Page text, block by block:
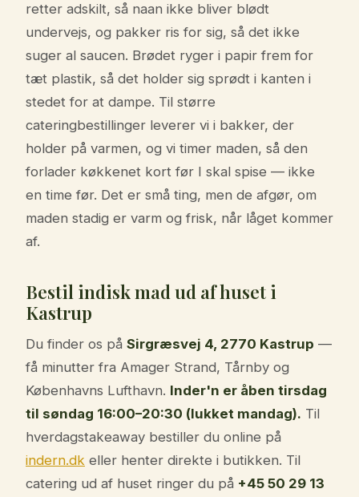
retter adskilt, så naan ikke bliver blødt
undervejs, og pakker ris for sig, så det ikke
suger al saucen. Brødet ryger i papir frem for
tæt plastik, så det holder sig sprødt i kanten i
stedet for at dampe. Til større
cateringbestillinger leverer vi i bakker, der
holder på varmen, og vi timer maden, så den
forlader køkkenet kort før I skal spise — ikke
en time før. Det er små ting, men de afgør, om
maden stadig er varm og frisk, når låget kommer
af.
Bestil indisk mad ud af huset i
Kastrup
Du finder os på Sirgræsvej 4, 2770 Kastrup —
få minutter fra Amager Strand, Tårnby og
Københavns Lufthavn. Inder'n er åben tirsdag
til søndag 16:00–20:30 (lukket mandag). Til
hverdagstakeaway bestiller du online på
indern.dk eller henter direkte i butikken. Til
catering ud af huset ringer du på +45 50 29 13